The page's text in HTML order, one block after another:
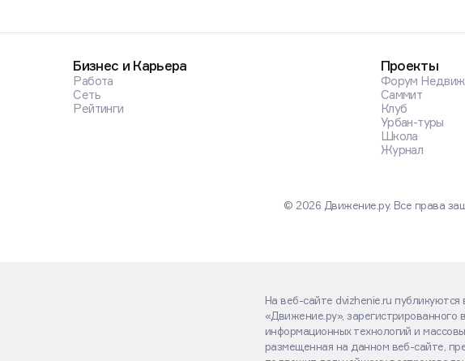
Бизнес и Карьера
Работа
Сеть
Рейтинги
Проекты
Форум
Саммит
Клуб
Урбан-туры
Школа
Журнал
© 2026 Движение.ру. Все права
На веб-сайте dvizhenie.ru
«Движение.ру», зарегистрированного
информационных технологий и
размещенная на данном веб-сайте,